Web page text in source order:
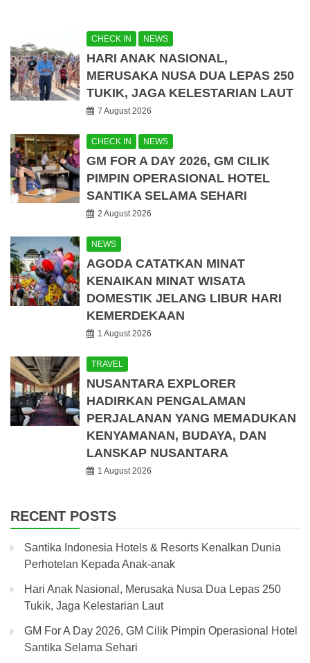
CHECK IN NEWS
HARI ANAK NASIONAL,
MERUSAKA NUSA DUA LEPAS 250
TUKIK, JAGA KELESTARIAN LAUT
7 August 2026
CHECK IN NEWS
GM FOR A DAY 2026, GM CILIK
PIMPIN OPERASIONAL HOTEL
SANTIKA SELAMA SEHARI
2 August 2026
NEWS
AGODA CATATKAN MINAT
KENAIKAN MINAT WISATA
DOMESTIK JELANG LIBUR HARI
KEMERDEKAAN
1 August 2026
TRAVEL
NUSANTARA EXPLORER
HADIRKAN PENGALAMAN
PERJALANAN YANG MEMADUKAN
KENYAMANAN, BUDAYA, DAN
LANSKAP NUSANTARA
1 August 2026
RECENT POSTS
Santika Indonesia Hotels & Resorts Kenalkan Dunia
Perhotelan Kepada Anak-anak
Hari Anak Nasional, Merusaka Nusa Dua Lepas 250
Tukik, Jaga Kelestarian Laut
GM For A Day 2026, GM Cilik Pimpin Operasional Hotel
Santika Selama Sehari